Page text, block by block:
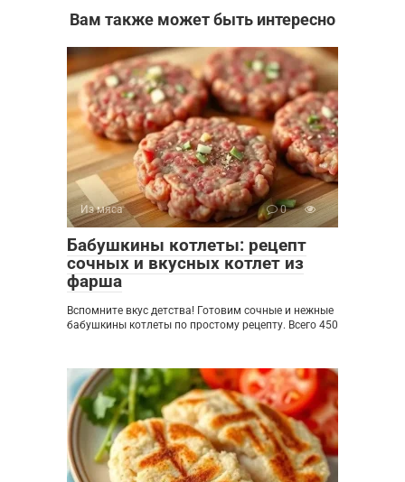
Вам также может быть интересно
Из мяса 0
Бабушкины котлеты: рецепт
сочных и вкусных котлет из
фарша
Вспомните вкус детства! Готовим сочные и нежные
бабушкины котлеты по простому рецепту. Всего 450